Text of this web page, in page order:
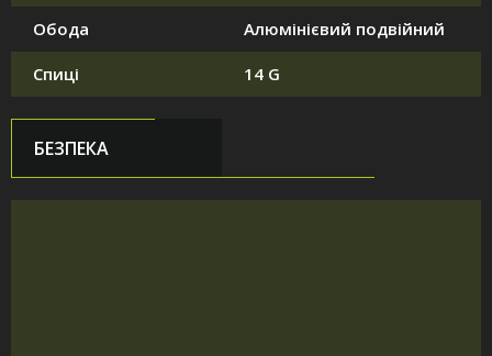
Обода Алюмінієвий подвійний
Спиці 14 G
БЕЗПЕКА